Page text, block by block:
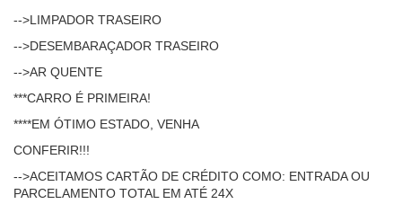
-->LIMPADOR TRASEIRO
-->DESEMBARAÇADOR TRASEIRO
-->AR QUENTE
***CARRO É PRIMEIRA!
****EM ÓTIMO ESTADO, VENHA
CONFERIR!!!
-->ACEITAMOS CARTÃO DE CRÉDITO COMO: ENTRADA OU
PARCELAMENTO TOTAL EM ATÉ 24X